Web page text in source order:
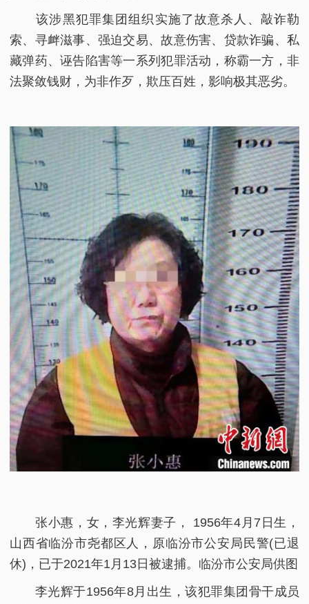
该涉黑犯罪集团组织实施了故意杀人、敲诈勒
索、寻衅滋事、强迫交易、故意伤害、贷款诈骗、私
藏弹药、诬告陷害等一系列犯罪活动，称霸一方，非
法聚敛钱财，为非作歹，欺压百姓，影响极其恶劣。
张小惠，女，李光辉妻子， 1956年4月7日生，
山西省临汾市尧都区人，原临汾市公安局民警(已退
休)，已于2021年1月13日被逮捕。临汾市公安局供图
李光辉于1956年8月出生，该犯罪集团骨干成员